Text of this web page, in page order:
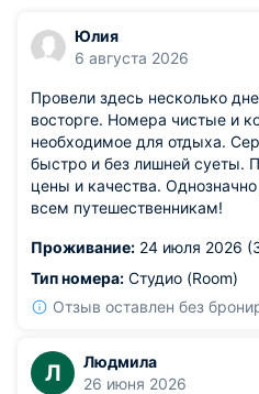
Юлия
6 августа 2026
Провели здесь несколько
восторге. Номера чистые и
необходимое для отдыха.
быстро и без лишней суеты.
цены и качества.
всем путешественникам!
Проживание: 24 июля 2026
Тип номера: Студио (Room)
Отзыв оставлен без
Л
Людмила
26 июня 2026